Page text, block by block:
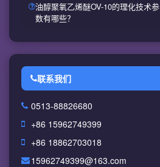
油醇聚氧乙烯醚OV-10的理化技术参
数有哪些？
联系我们
0513-88826680
+86 15962749399
+86 18862703018
15962749399@163.com